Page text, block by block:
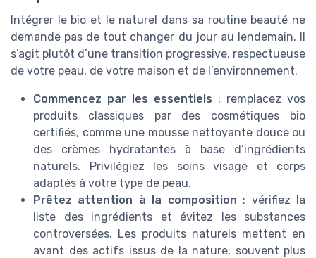
Intégrer le bio et le naturel dans sa routine beauté ne
demande pas de tout changer du jour au lendemain. Il
s’agit plutôt d’une transition progressive, respectueuse
de votre peau, de votre maison et de l’environnement.
Commencez par les essentiels : remplacez vos
produits classiques par des cosmétiques bio
certifiés, comme une mousse nettoyante douce ou
des crèmes hydratantes à base d’ingrédients
naturels. Privilégiez les soins visage et corps
adaptés à votre type de peau.
Prêtez attention à la composition : vérifiez la
liste des ingrédients et évitez les substances
controversées. Les produits naturels mettent en
avant des actifs issus de la nature, souvent plus